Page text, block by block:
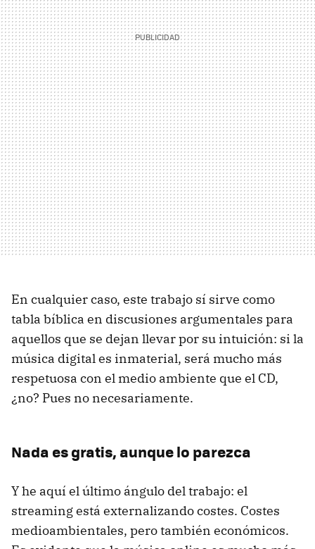
En cualquier caso, este trabajo sí sirve como
tabla bíblica en discusiones argumentales para
aquellos que se dejan llevar por su intuición: si la
música digital es inmaterial, será mucho más
respetuosa con el medio ambiente que el CD,
¿no? Pues no necesariamente.
Nada es gratis, aunque lo parezca
Y he aquí el último ángulo del trabajo: el
streaming está externalizando costes. Costes
medioambientales, pero también económicos.